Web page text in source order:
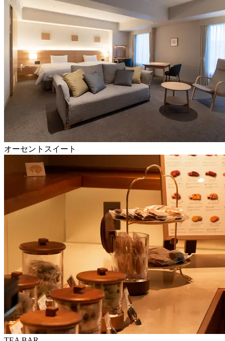
オーセントスイート